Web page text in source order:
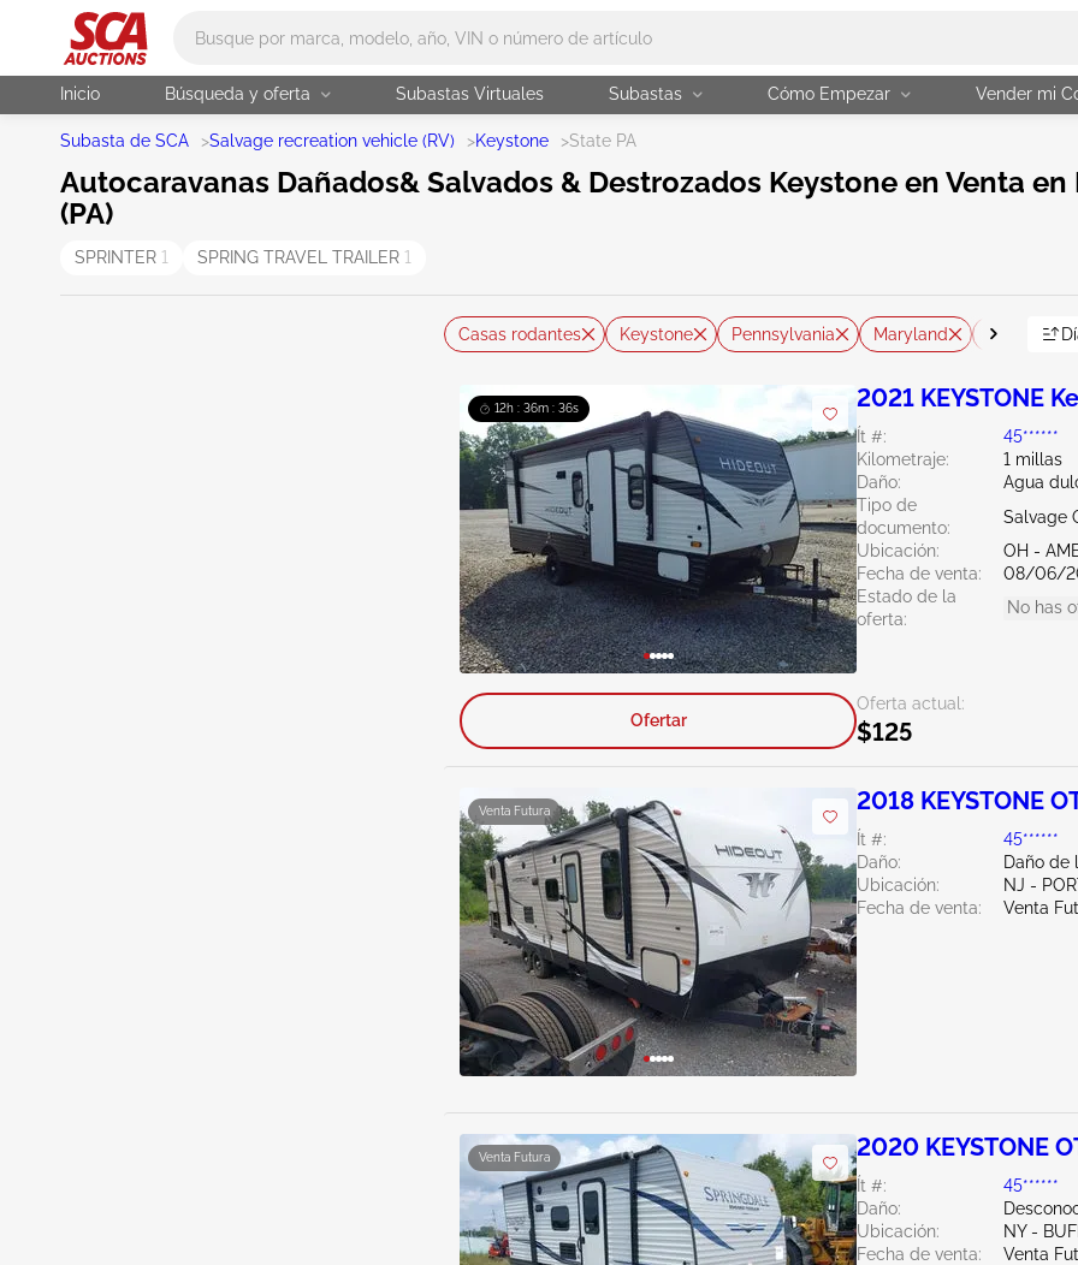
Inicio Búsqueda y oferta Subastas Virtuales Subastas Cómo Empezar Vender mi
Subasta de SCA >Salvage recreation vehicle (RV) >Keystone >State PA
Autocaravanas Dañados& Salvados & Destrozados Keystone en Venta en
(PA)
SPRINTER 1 SPRING TRAVEL TRAILER 1
Casas rodantes Keystone Pennsylvania Maryland New Jersey
12h : 36m : 35s 2021 KEYSTONE
Ít #:
45******
Kilometraje:
1 millas
Daño:
Agua
Tipo de
documento:
Salvage
Ubicación:
OH -
Fecha de venta:
08/06/
Estado de la
oferta:
No has
Oferta actual:
$125
Ofertar
Venta Futura 2018 KEYSTONE
Ít #:
45******
Daño:
Daño de
Ubicación:
NJ -
Fecha de venta:
Venta
Venta Futura 2020 KEYSTONE
Ít #:
45******
Daño:
Ubicación:
NY -
Fecha de venta:
Venta